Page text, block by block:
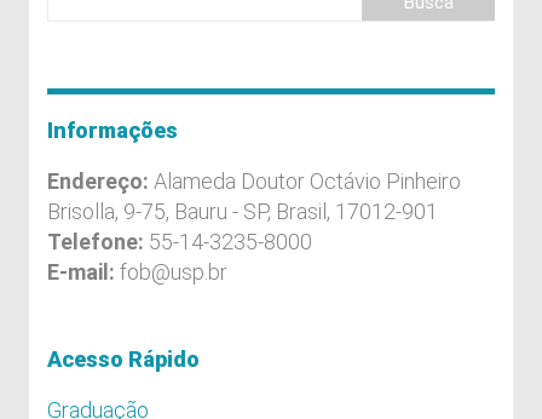
Informações
Endereço: Alameda Doutor Octávio Pinheiro
Brisolla, 9-75, Bauru - SP, Brasil, 17012-901
Telefone: 55-14-3235-8000
E-mail: fob@usp.br
Acesso Rápido
Graduação